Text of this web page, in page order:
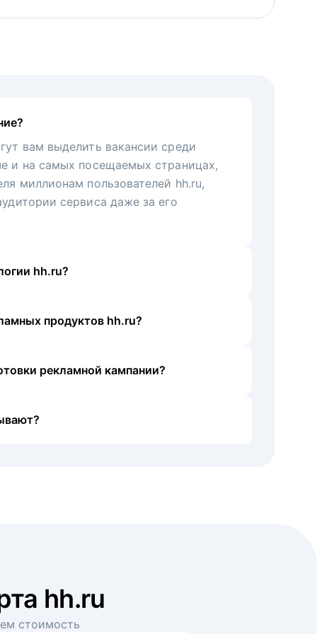
вам выделить вакансии среди
и на самых посещаемых страницах,
миллионам пользователей hh.ru,
сервиса даже за его
hh.ru?
продуктов hh.ru?
рекламной кампании?
hh.ru
стоимость